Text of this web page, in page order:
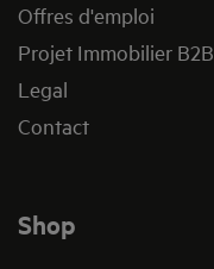
Offres d'emploi
Projet Immobilier B2B
Legal
Contact
Shop